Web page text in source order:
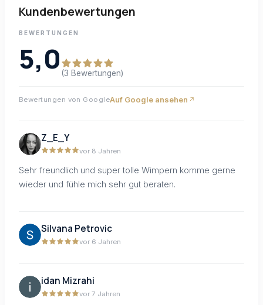
Kundenbewertungen
BEWERTUNGEN
5,0 (3 Bewertungen)
Bewertungen von GoogleAuf Google ansehen
Z_E_Y
vor 8 Jahren
Sehr freundlich und super tolle Wimpern komme gerne
wieder und fühle mich sehr gut beraten.
Silvana Petrovic
vor 6 Jahren
idan Mizrahi
vor 7 Jahren